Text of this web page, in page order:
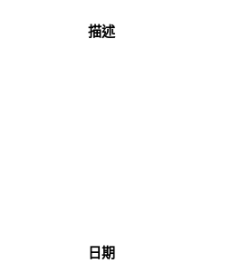
描述
日期